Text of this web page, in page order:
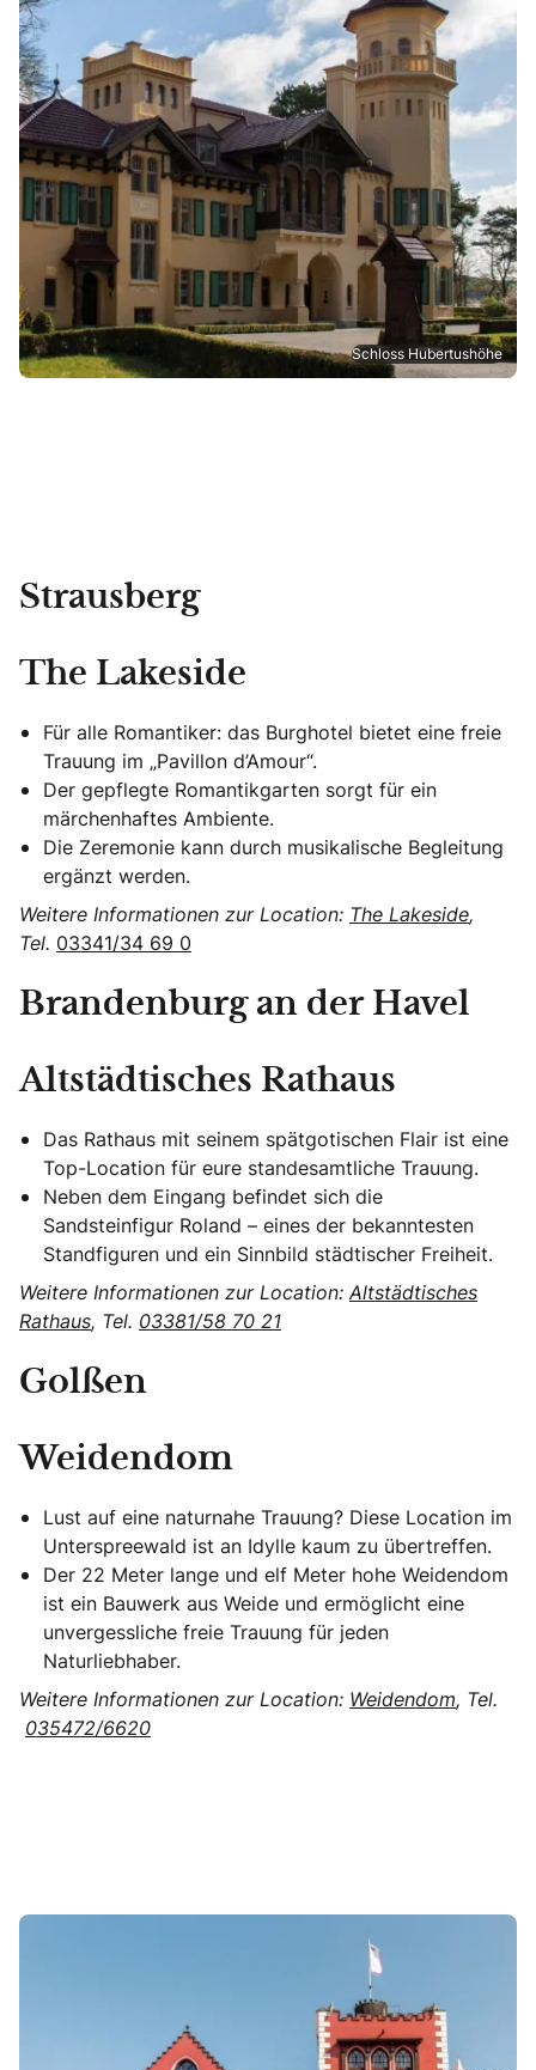
Schloss Hubertushöhe
Strausberg
The Lakeside
Für alle Romantiker: das Burghotel bietet eine freie
Trauung im „Pavillon d’Amour“.
Der gepflegte Romantikgarten sorgt für ein
märchenhaftes Ambiente.
Die Zeremonie kann durch musikalische Begleitung
ergänzt werden.
Weitere Informationen zur Location: The Lakeside,
Tel. 03341/34 69 0
Brandenburg an der Havel
Altstädtisches Rathaus
Das Rathaus mit seinem spätgotischen Flair ist eine
Top-Location für eure standesamtliche Trauung.
Neben dem Eingang befindet sich die
Sandsteinfigur Roland – eines der bekanntesten
Standfiguren und ein Sinnbild städtischer Freiheit.
Weitere Informationen zur Location: Altstädtisches
Rathaus, Tel. 03381/58 70 21
Golßen
Weidendom
Lust auf eine naturnahe Trauung? Diese Location im
Unterspreewald ist an Idylle kaum zu übertreffen.
Der 22 Meter lange und elf Meter hohe Weidendom
ist ein Bauwerk aus Weide und ermöglicht eine
unvergessliche freie Trauung für jeden
Naturliebhaber.
Weitere Informationen zur Location: Weidendom, Tel.
035472/6620